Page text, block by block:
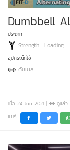
Dumbbell
ประเภท
Strength : Loading
อุปกรณ์ที่ใช้
ดัมเบล
เมื่อ 24 Jun 2021 | ดูแล้ว
แชร์